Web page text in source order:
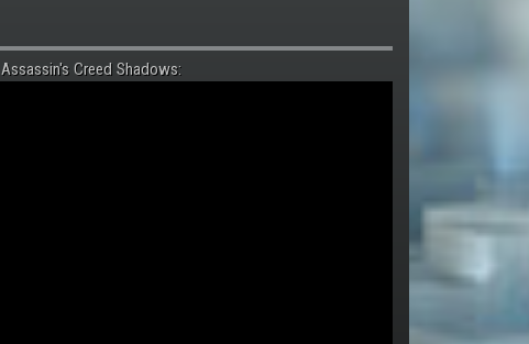
Assassin's Creed Shadows: